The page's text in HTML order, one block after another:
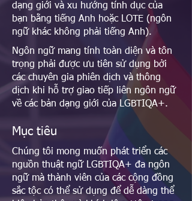
dạng giới và xu hướng tính dục của
bạn bằng tiếng Anh hoặc LOTE (ngôn
ngữ khác không phải tiếng Anh).
Ngôn ngữ mang tính toàn diện và tôn
trọng phải được ưu tiên sử dụng bởi
các chuyên gia phiên dịch và thông
dịch khi hỗ trợ giao tiếp liên ngôn ngữ
về các bản dạng giới của LGBTIQA+.
Mục tiêu
Chúng tôi mong muốn phát triển các
nguồn thuật ngữ LGBTIQA+ đa ngôn
ngữ mà thành viên của các cộng đồng
sắc tộc có thể sử dụng để dễ dàng thể